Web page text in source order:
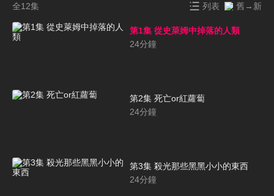
全12集 列表 舊→新
第1集 從史萊姆中掉落的人類
24分鐘
第2集 死亡or紅蘿蔔
24分鐘
第3集 殺光那些黑黑小小的東西
24分鐘